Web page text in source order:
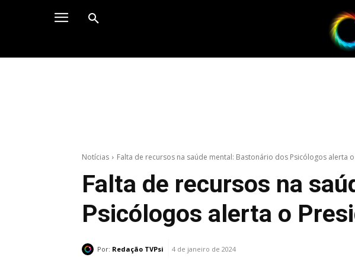
Notícias Falta de recursos na saúde mental: Bastonário dos Psicólogos alerta
Falta de recursos na
Psicólogos alerta o
Por: Redação TVPsi 4 de janeiro de 2024